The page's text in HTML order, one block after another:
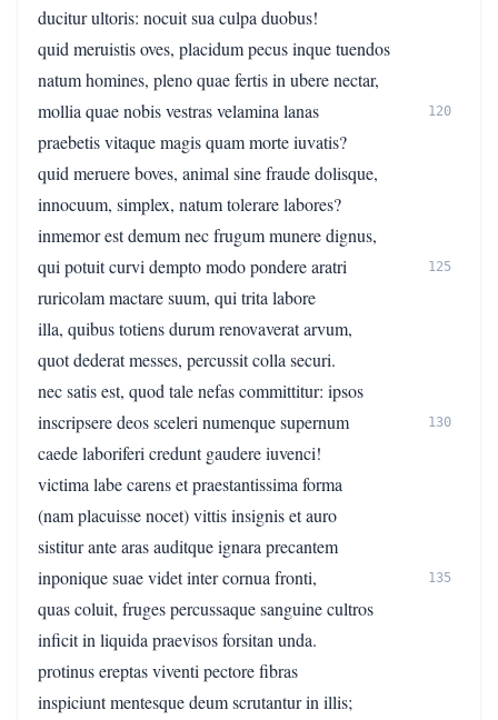
ducitur ultoris: nocuit sua culpa duobus!
quid meruistis oves, placidum pecus inque tuendos
natum homines, pleno quae fertis in ubere nectar,
mollia quae nobis vestras velamina lanas
120
praebetis vitaque magis quam morte iuvatis?
quid meruere boves, animal sine fraude dolisque,
innocuum, simplex, natum tolerare labores?
inmemor est demum nec frugum munere dignus,
qui potuit curvi dempto modo pondere aratri
125
ruricolam mactare suum, qui trita labore
illa, quibus totiens durum renovaverat arvum,
quot dederat messes, percussit colla securi.
nec satis est, quod tale nefas committitur: ipsos
inscripsere deos sceleri numenque supernum
130
caede laboriferi credunt gaudere iuvenci!
victima labe carens et praestantissima forma
(nam placuisse nocet) vittis insignis et auro
sistitur ante aras auditque ignara precantem
inponique suae videt inter cornua fronti,
135
quas coluit, fruges percussaque sanguine cultros
inficit in liquida praevisos forsitan unda.
protinus ereptas viventi pectore fibras
inspiciunt mentesque deum scrutantur in illis;